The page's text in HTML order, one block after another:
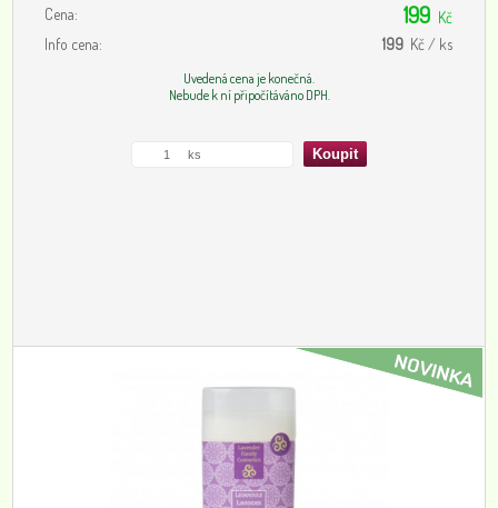
Cena: 199 Kč
Info cena:
199 Kč / ks
Uvedená cena je konečná.
Nebude k ní připočítáváno DPH.